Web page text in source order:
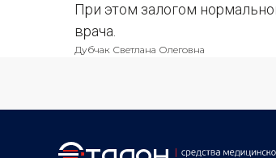
При этом залогом
врача.
Дубчак Светлана Олеговна